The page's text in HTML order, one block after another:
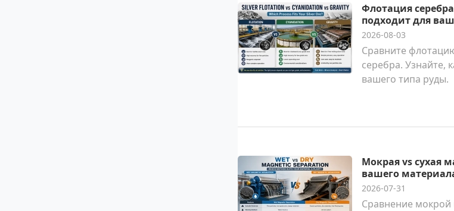
Флотация
подходит для
2026-08-03
Сравните
серебра. Узнайте,
вашего типа руды.
Мокрая vs сухая
вашего
2026-07-31
Сравнение мокрой